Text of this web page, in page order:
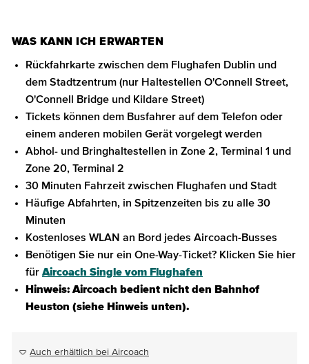
WAS KANN ICH ERWARTEN
Rückfahrkarte zwischen dem Flughafen Dublin und
dem Stadtzentrum (nur Haltestellen O'Connell Street,
O'Connell Bridge und Kildare Street)
Tickets können dem Busfahrer auf dem Telefon oder
einem anderen mobilen Gerät vorgelegt werden
Abhol- und Bringhaltestellen in Zone 2, Terminal 1 und
Zone 20, Terminal 2
30 Minuten Fahrzeit zwischen Flughafen und Stadt
Häufige Abfahrten, in Spitzenzeiten bis zu alle 30
Minuten
Kostenloses WLAN an Bord jedes Aircoach-Busses
Benötigen Sie nur ein One-Way-Ticket? Klicken Sie hier
für Aircoach Single vom Flughafen
Hinweis: Aircoach bedient nicht den Bahnhof
Heuston (siehe Hinweis unten).
Auch erhältlich bei Aircoach